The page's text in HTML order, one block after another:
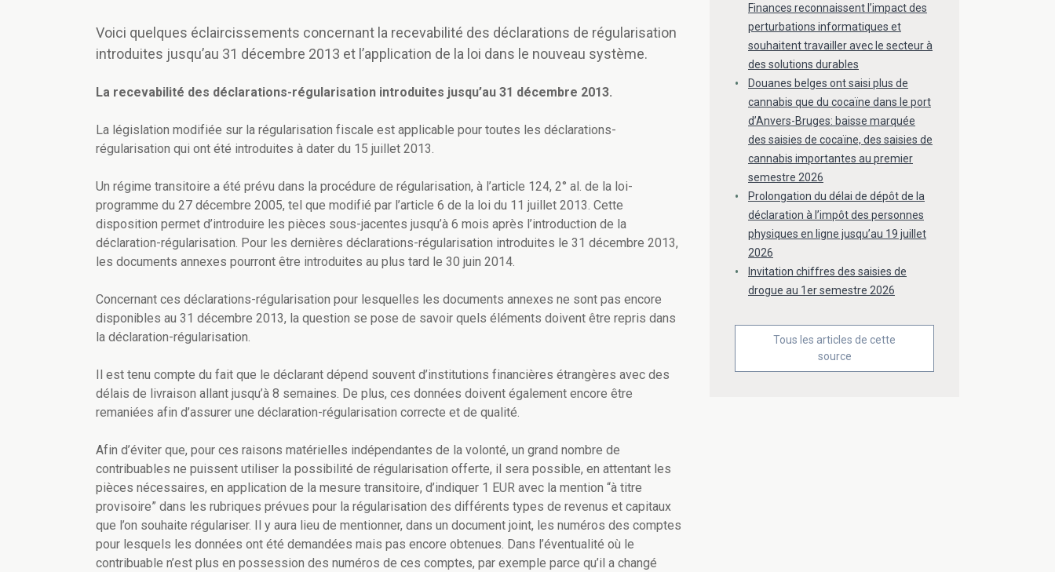
Voici quelques éclaircissements concernant la recevabilité des déclarations de régularisation
introduites jusqu’au 31 décembre 2013 et l’application de la loi dans le nouveau système.
La recevabilité des déclarations-régularisation introduites jusqu’au 31 décembre 2013.
La législation modifiée sur la régularisation fiscale est applicable pour toutes les déclarations-
régularisation qui ont été introduites à dater du 15 juillet 2013.
Un régime transitoire a été prévu dans la procédure de régularisation, à l’article 124, 2° al. de la loi-
programme du 27 décembre 2005, tel que modifié par l’article 6 de la loi du 11 juillet 2013. Cette
disposition permet d’introduire les pièces sous-jacentes jusqu’à 6 mois après l’introduction de la
déclaration-régularisation. Pour les dernières déclarations-régularisation introduites le 31 décembre 2013,
les documents annexes pourront être introduites au plus tard le 30 juin 2014.
Concernant ces déclarations-régularisation pour lesquelles les documents annexes ne sont pas encore
disponibles au 31 décembre 2013, la question se pose de savoir quels éléments doivent être repris dans
la déclaration-régularisation.
Il est tenu compte du fait que le déclarant dépend souvent d’institutions financières étrangères avec des
délais de livraison allant jusqu’à 8 semaines. De plus, ces données doivent également encore être
remaniées afin d’assurer une déclaration-régularisation correcte et de qualité.
Afin d’éviter que, pour ces raisons matérielles indépendantes de la volonté, un grand nombre de
contribuables ne puissent utiliser la possibilité de régularisation offerte, il sera possible, en attentant les
pièces nécessaires, en application de la mesure transitoire, d’indiquer 1 EUR avec la mention “à titre
provisoire” dans les rubriques prévues pour la régularisation des différents types de revenus et capitaux
que l’on souhaite régulariser. Il y aura lieu de mentionner, dans un document joint, les numéros des comptes
pour lesquels les données ont été demandées mais pas encore obtenues. Dans l’éventualité où le
contribuable n’est plus en possession des numéros de ces comptes, par exemple parce qu’il a changé
Finances reconnaissent l’impact des
perturbations informatiques et
souhaitent travailler avec le secteur à
des solutions durables
Douanes belges ont saisi plus de
cannabis que du cocaïne dans le port
d’Anvers-Bruges: baisse marquée
des saisies de cocaïne, des saisies de
cannabis importantes au premier
semestre 2026
Prolongation du délai de dépôt de la
déclaration à l’impôt des personnes
physiques en ligne jusqu’au 19 juillet
2026
Invitation chiffres des saisies de
drogue au 1er semestre 2026
Tous les articles de cette
source